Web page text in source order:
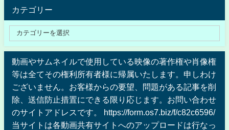
カテゴリー
動画やサムネイルで使用している映像の著作権や肖像権
等は全てその権利所有者様に帰属いたします。申しわけ
ございません。お客様からの要望、問題がある記事を削
除、送信防止措置にできる限り応じます。お問い合わせ
のサイトアドレスです。 https://form.os7.biz/f/c82c6596/
当サイトは各動画共有サイトへのアップロードは行なっ